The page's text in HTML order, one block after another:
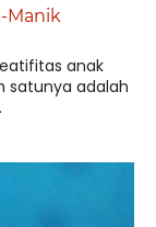
Manik
anak
satunya adalah